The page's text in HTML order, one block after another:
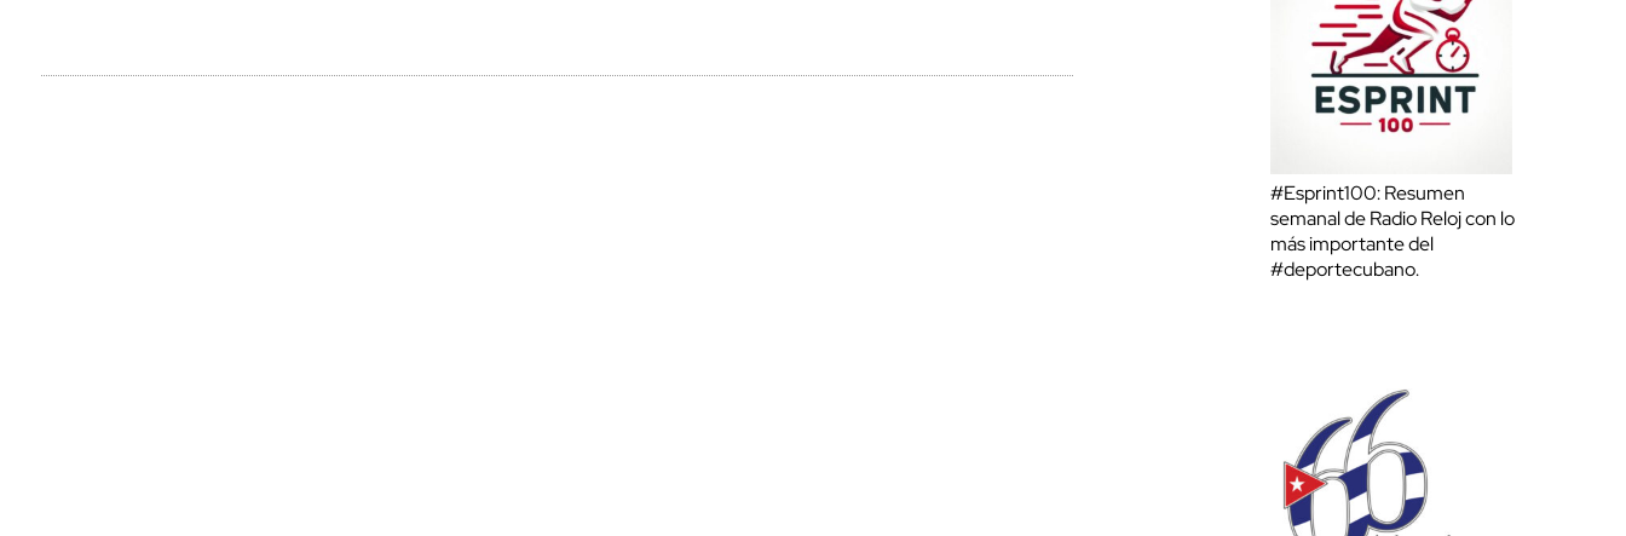
#Esprint100: Resumen
semanal de Radio Reloj con lo
más importante del
#deportecubano.